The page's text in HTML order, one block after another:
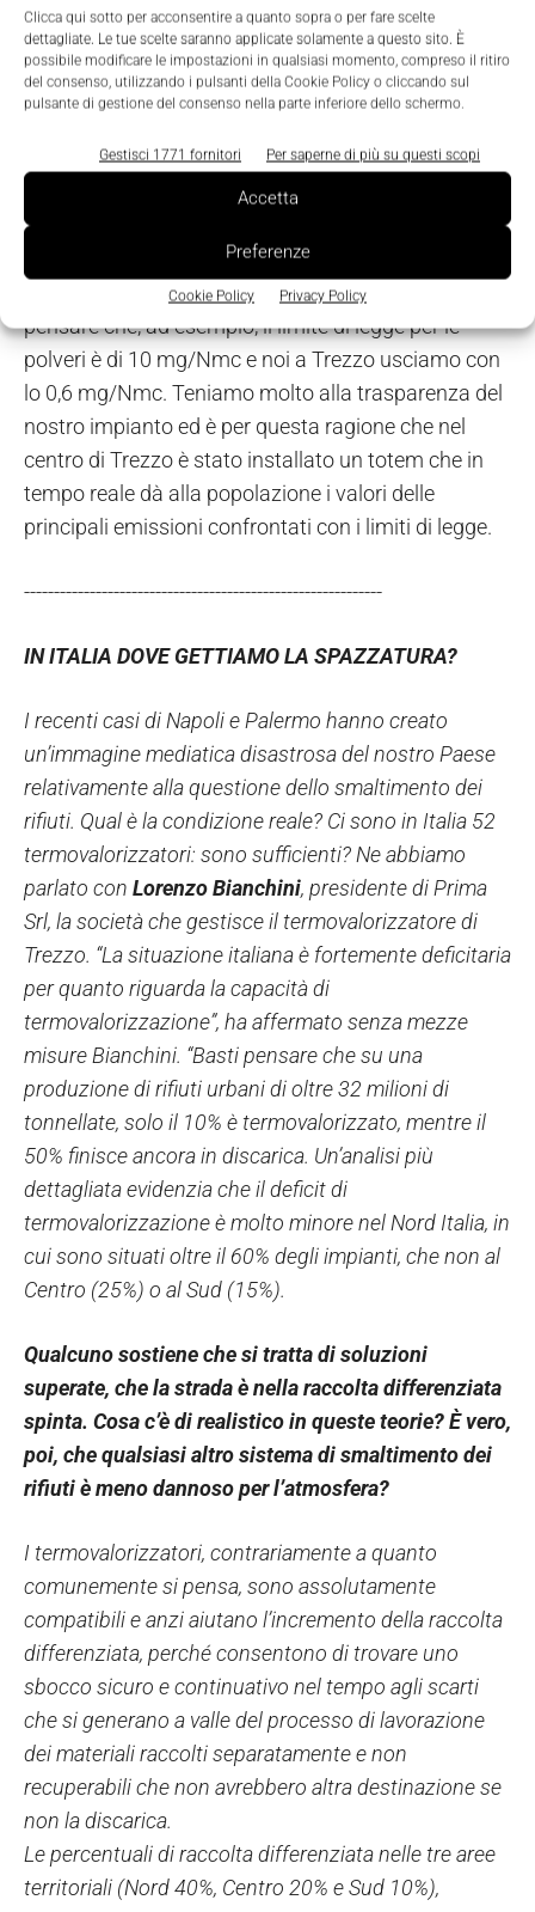
Clicca qui sotto per acconsentire a quanto sopra o per fare scelte
dettagliate. Le tue scelte saranno applicate solamente a questo sito. È
possibile modificare le impostazioni in qualsiasi momento, compreso il ritiro
del consenso, utilizzando i pulsanti della Cookie Policy o cliccando sul
pulsante di gestione del consenso nella parte inferiore dello schermo.
Gestisci 1771 fornitori Per saperne di più su questi scopi
Accetta
Preferenze
Cookie Policy Privacy Policy
permette anche il controllo dell’efficienza globale dei
singoli dispositivi, che sono collegati fra loro e con i
sistemi di report e di archiviazione.
Come controllate le emissioni?
Tra l’altro, con un analizzatore Ftir di Abb. Il controllo
e il trattamento delle emissioni è il punto di
eccellenza del nostro termovalorizzatore, basti
pensare che, ad esempio, il limite di legge per le
polveri è di 10 mg/Nmc e noi a Trezzo usciamo con
lo 0,6 mg/Nmc. Teniamo molto alla trasparenza del
nostro impianto ed è per questa ragione che nel
centro di Trezzo è stato installato un totem che in
tempo reale dà alla popolazione i valori delle
principali emissioni confrontati con i limiti di legge.
------------------------------------------------------------
IN ITALIA DOVE GETTIAMO LA SPAZZATURA?
I recenti casi di Napoli e Palermo hanno creato
un’immagine mediatica disastrosa del nostro Paese
relativamente alla questione dello smaltimento dei
rifiuti. Qual è la condizione reale? Ci sono in Italia 52
termovalorizzatori: sono sufficienti? Ne abbiamo
parlato con Lorenzo Bianchini, presidente di Prima
Srl, la società che gestisce il termovalorizzatore di
Trezzo. “La situazione italiana è fortemente deficitaria
per quanto riguarda la capacità di
termovalorizzazione”, ha affermato senza mezze
misure Bianchini. “Basti pensare che su una
produzione di rifiuti urbani di oltre 32 milioni di
tonnellate, solo il 10% è termovalorizzato, mentre il
50% finisce ancora in discarica. Un’analisi più
dettagliata evidenzia che il deficit di
termovalorizzazione è molto minore nel Nord Italia, in
cui sono situati oltre il 60% degli impianti, che non al
Centro (25%) o al Sud (15%).
Qualcuno sostiene che si tratta di soluzioni
superate, che la strada è nella raccolta differenziata
spinta. Cosa c’è di realistico in queste teorie? È vero,
poi, che qualsiasi altro sistema di smaltimento dei
rifiuti è meno dannoso per l’atmosfera?
I termovalorizzatori, contrariamente a quanto
comunemente si pensa, sono assolutamente
compatibili e anzi aiutano l’incremento della raccolta
differenziata, perché consentono di trovare uno
sbocco sicuro e continuativo nel tempo agli scarti
che si generano a valle del processo di lavorazione
dei materiali raccolti separatamente e non
recuperabili che non avrebbero altra destinazione se
non la discarica.
Le percentuali di raccolta differenziata nelle tre aree
territoriali (Nord 40%, Centro 20% e Sud 10%),